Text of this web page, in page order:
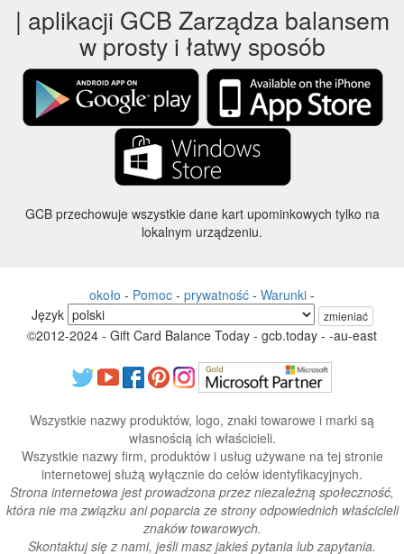
| aplikacji GCB Zarządza balansem
w prosty i łatwy sposób
GCB przechowuje wszystkie dane kart upominkowych tylko na
lokalnym urządzeniu.
około - Pomoc - prywatność - Warunki -
Język
zmieniać
©2012-2024 - Gift Card Balance Today - gcb.today - -au-east
Wszystkie nazwy produktów, logo, znaki towarowe i marki są
własnością ich właścicieli.
Wszystkie nazwy firm, produktów i usług używane na tej stronie
internetowej służą wyłącznie do celów identyfikacyjnych.
Strona internetowa jest prowadzona przez niezależną społeczność,
która nie ma związku ani poparcia ze strony odpowiednich właścicieli
znaków towarowych.
Skontaktuj się z nami, jeśli masz jakieś pytania lub zapytania.